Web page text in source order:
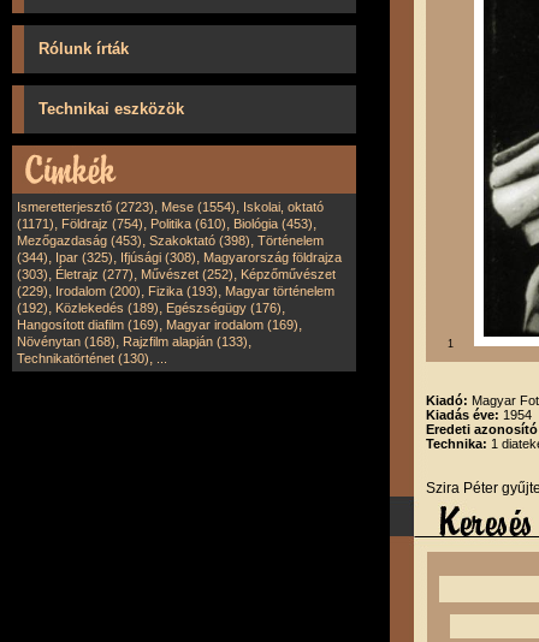
Rólunk írták
Technikai eszközök
Ismeretterjesztő (2723), Mese (1554), Iskolai, oktató
(1171), Földrajz (754), Politika (610), Biológia (453),
Mezőgazdaság (453), Szakoktató (398), Történelem
(344), Ipar (325), Ifjúsági (308), Magyarország földrajza
(303), Életrajz (277), Művészet (252), Képzőművészet
(229), Irodalom (200), Fizika (193), Magyar történelem
(192), Közlekedés (189), Egészségügy (176),
Hangosított diafilm (169), Magyar irodalom (169),
Növénytan (168), Rajzfilm alapján (133),
Technikatörténet (130),
1
Kiadó: Magyar
Kiadás éve: 1954
Eredeti
Technika: 1
Szira Péter